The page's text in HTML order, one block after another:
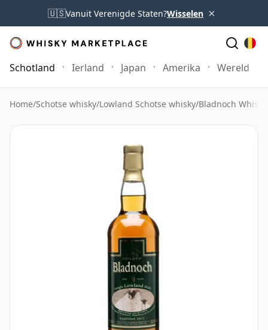
🇺🇸Vanuit Verenigde Staten?Wisselen ×
Schotland Ierland Japan Amerika Wereld
Home/Schotse whisky/Lowland Schotse whisky/Bladnoch Whisky